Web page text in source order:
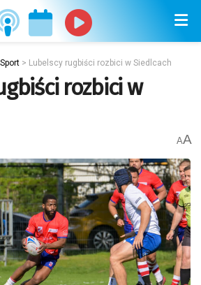
Sport > Lubelscy rugbiści rozbici w Siedlcach
rozbici w
AA